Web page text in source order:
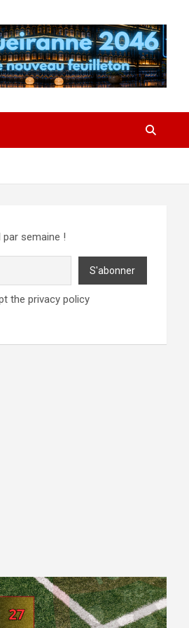
semaine !
the privacy policy